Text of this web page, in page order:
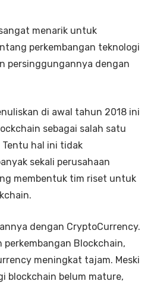
menarik untuk
perkembangan teknologi
persinggungannya dengan
di awal tahun 2018 ini
sebagai salah satu
Tentu hal ini tidak
sekali perusahaan
membentuk tim riset untuk
dengan CryptoCurrency.
Blockchain,
meningkat tajam. Meski
blockchain belum mature,